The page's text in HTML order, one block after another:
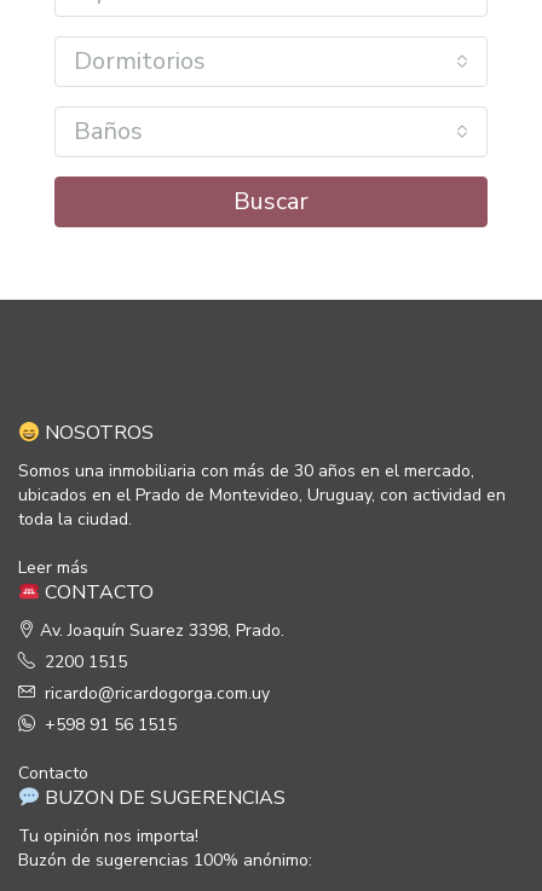
Dormitorios
Baños
Buscar
NOSOTROS
Somos una inmobiliaria con más de 30 años en el mercado,
ubicados en el Prado de Montevideo, Uruguay, con actividad en
toda la ciudad.
Leer más
CONTACTO
Av. Joaquín Suarez 3398, Prado.
2200 1515
ricardo@ricardogorga.com.uy
+598 91 56 1515
Contacto
BUZON DE SUGERENCIAS
Tu opinión nos importa!
Buzón de sugerencias 100% anónimo: